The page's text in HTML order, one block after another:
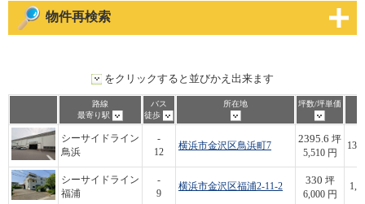
をクリックすると並びかえ出来ます
路線
最寄り駅
バス
徒歩
所在地 坪数/坪単価
シーサイドライン
鳥浜
-
12
横浜市金沢区鳥浜町7
2395.6 坪
5,510 円
シーサイドライン
福浦
-
9
横浜市金沢区福浦2-11-2
330 坪
6,000 円
物件再検索